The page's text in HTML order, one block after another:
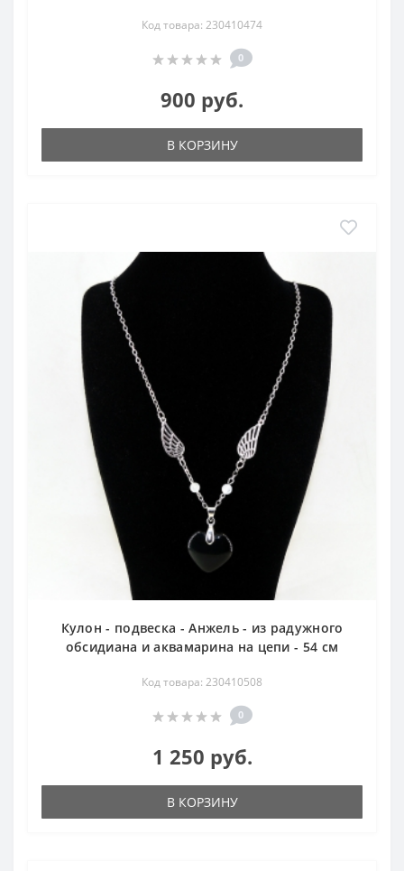
Код товара: 230410474
0
900 руб.
В КОРЗИНУ
Кулон - подвеска - Анжель - из радужного
обсидиана и аквамарина на цепи - 54 см
Код товара: 230410508
0
1 250 руб.
В КОРЗИНУ